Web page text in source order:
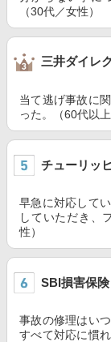
（30代／女性）
三井ダイレ
当て逃げ事故に
った。（60代以上
チューリッ
早急に対応して
していただき、
性）
SBI損害保険
事故の修理はい
すべて対応に慣